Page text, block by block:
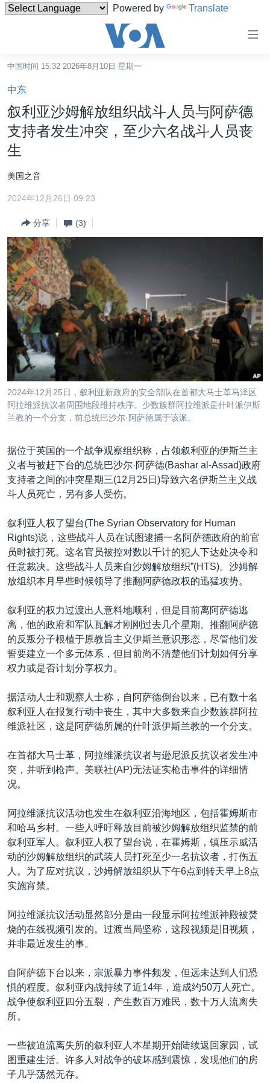
Powered by Translate
碍
链
接
跳
到
容
导
航
跳
转
到
检
中国
台湾
中东
欧洲
非洲
美洲
全球议题
人权·法律·宗教
科教·文娱·体健
军事
劳工
环境
热点专题
白宫要闻
国会报道
美中关系
美国建国250周年
埃博拉疫情
美国之音专访
重要讲话与声明
南中国海争端
关注西藏
关注新疆
VOA视频
VOA今日焦点
中文广播
关注我们
中国时间 15:32 2026年8月10日 星期一
中东
叙利亚沙姆解放组织战斗人员与阿萨德
支持者发生冲突，至少六名战斗人员丧
生
美国之音
2024年12月26日 09:23
分享 (3)
2024年12月25日，叙利亚新政府的安全部队在首都大马士革马泽区
阿拉维派抗议者周围地段维持秩序。少数族群阿拉维派是什叶派伊斯
兰教的一个分支，前总统巴沙尔·阿萨德属于该派。
据位于英国的一个战争观察组织称，占领叙利亚的伊斯兰主
义者与被赶下台的总统巴沙尔·阿萨德(Bashar al-Assad)政府
支持者之间的冲突星期三(12月25日)导致六名伊斯兰主义战
斗人员死亡，另有多人受伤。
叙利亚人权了望台(The Syrian Observatory for Human
Rights)说，这些战斗人员在试图逮捕一名阿萨德政府的前官
员时被打死。这名官员被控对数以千计的犯人下达处决令和
任意裁决。这些战斗人员来自沙姆解放组织”(HTS)。沙姆解
放组织本月早些时候领导了推翻阿萨德政权的迅猛攻势。
叙利亚的权力过渡出人意料地顺利，但是目前离阿萨德逃
离，他的政府和军队瓦解才刚刚过去几个星期。推翻阿萨德
的反叛分子根植于原教旨主义伊斯兰意识形态，尽管他们发
誓要建立一个多元体系，但目前尚不清楚他们计划如何分享
权力或是否计划分享权力。
据活动人士和观察人士称，自阿萨德倒台以来，已有数十名
叙利亚人在报复行动中丧生，其中大多数来自少数族群阿拉
维派社区，这是阿萨德所属的什叶派伊斯兰教的一个分支。
在首都大马士革，阿拉维派抗议者与逊尼派反抗议者发生冲
突，并听到枪声。美联社(AP)无法证实枪击事件的详细情
况。
阿拉维派抗议活动也发生在叙利亚沿海地区，包括霍姆斯市
和哈马乡村。一些人呼吁释放目前被沙姆解放组织监禁的前
叙利亚军人。叙利亚人权了望台说，在霍姆斯，镇压示威活
动的沙姆解放组织的武装人员打死至少一名抗议者，打伤五
人。为了应对抗议，沙姆解放组织从下午6点到转天早上8点
实施宵禁。
阿拉维派抗议活动显然部分是由一段显示阿拉维派神殿被焚
烧的在线视频引发的。过渡当局坚称，这段视频是旧视频，
并非最近发生的事。
自阿萨德下台以来，宗派暴力事件频发，但远未达到人们恐
惧的程度。叙利亚内战持续了近14年，造成约50万人死亡。
战争使叙利亚四分五裂，产生数百万难民，数十万人流离失
所。
一些被迫流离失所的叙利亚人本星期开始陆续返回家园，试
图重建生活。许多人对战争的破坏感到震惊，发现他们的房
子几乎荡然无存。